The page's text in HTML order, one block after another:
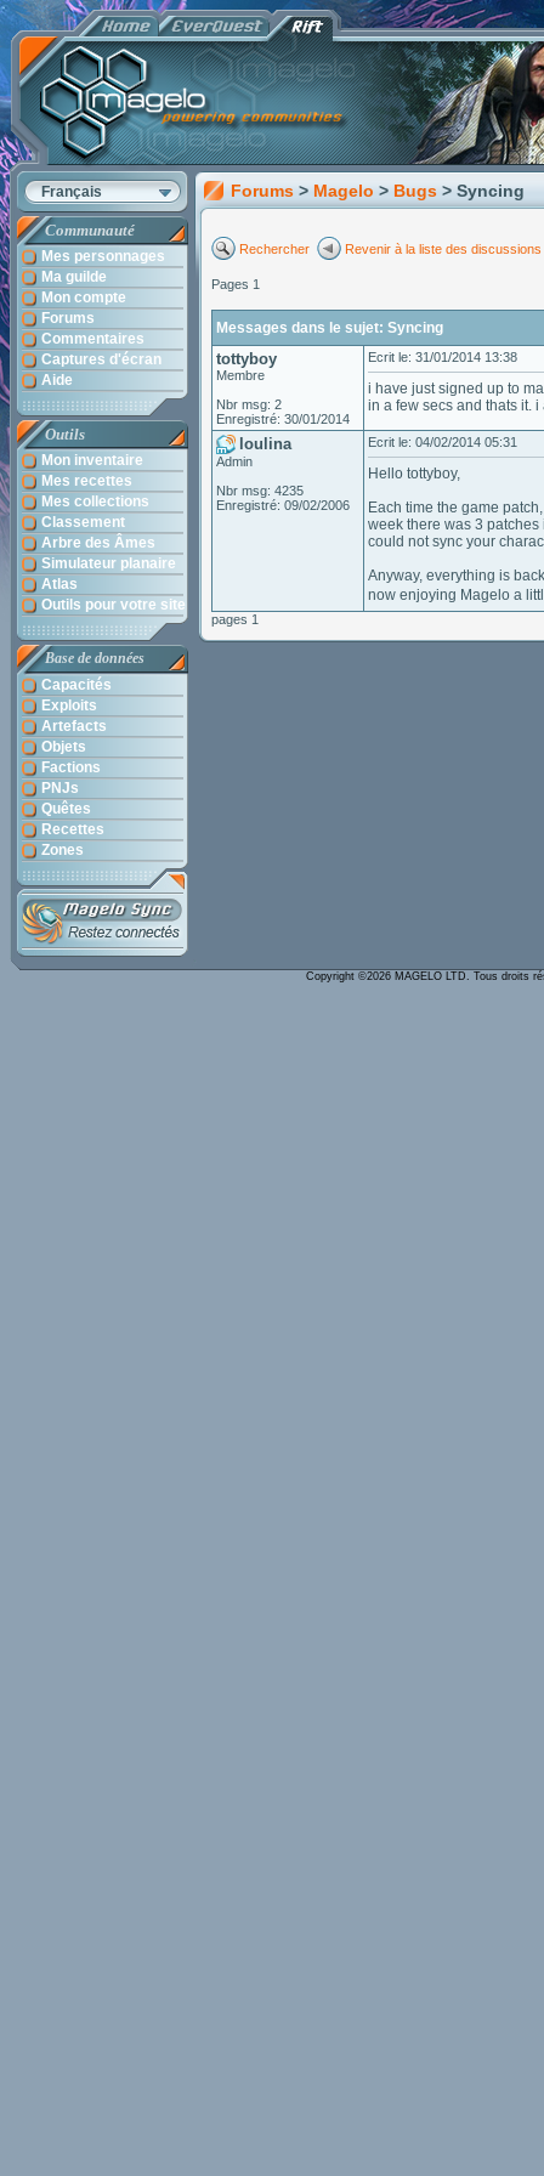
Français
Communauté
Mes personnages
Ma guilde
Mon compte
Forums
Commentaires
Captures d'écran
Aide
Outils
Mon inventaire
Mes recettes
Mes collections
Classement
Arbre des Âmes
Simulateur planaire
Atlas
Outils pour votre site
Base de données
Capacités
Exploits
Artefacts
Objets
Factions
PNJs
Quêtes
Recettes
Zones
Forums > Magelo > Bugs > Syncing
Rechercher Revenir à la liste des discussions
Pages 1
Messages dans le sujet: Syncing
tottyboy
Membre
Nbr msg: 2
Enregistré: 30/01/2014
Ecrit le: 31/01/2014 13:38
i have just signed up to
in a few secs and thats it.
loulina
Admin
Nbr msg: 4235
Enregistré: 09/02/2006
Ecrit le: 04/02/2014 05:31
Hello tottyboy,
Each time the game
week there was 3
could not sync your
Anyway, everything is
now enjoying Magelo a
pages 1
Copyright ©2026 MAGELO LTD. Tous droits